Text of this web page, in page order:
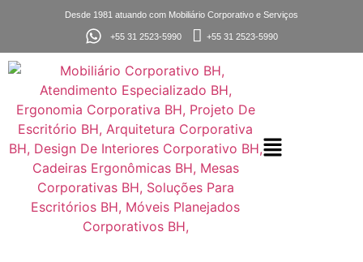
Desde 1981 atuando com Mobiliário Corporativo e Serviços
+55 31 2523-5990 +55 31 2523-5990